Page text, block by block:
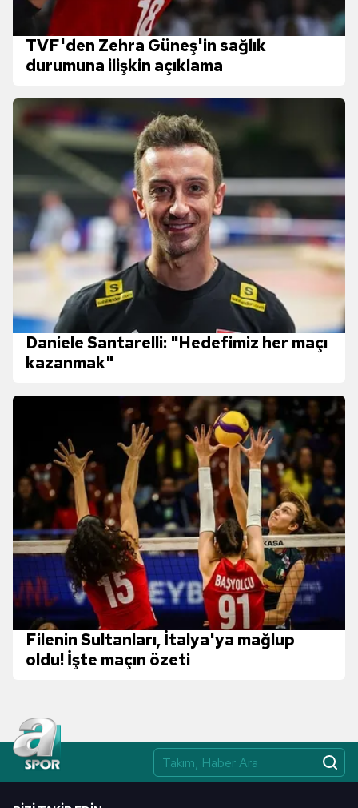
TVF'den Zehra Güneş'in sağlık
durumuna ilişkin açıklama
Daniele Santarelli: "Hedefimiz her maçı
kazanmak"
Filenin Sultanları, İtalya'ya mağlup
oldu! İşte maçın özeti